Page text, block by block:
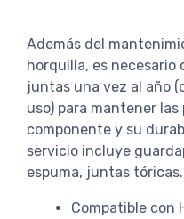
Además del
horquilla, es necesario
juntas una vez al año
uso) para mantener
componente y su
servicio incluye
espuma, juntas tóricas.
Compatible con